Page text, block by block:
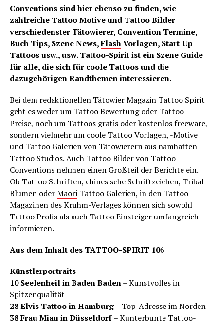
Conventions sind hier ebenso zu finden, wie
zahlreiche Tattoo Motive und Tattoo Bilder
verschiedenster Tätowierer, Convention Termine,
Buch Tips, Szene News,FlashVorlagen, Start-Up-
Tattoos usw., usw. Tattoo-Spirit ist ein Szene Guide
für alle, die sich für coole Tattoos und die
dazugehörigen Randthemen interessieren.
Bei dem redaktionellen Tätowier Magazin Tattoo Spirit
geht es weder um Tattoo Bewertung oder Tattoo
Preise, noch um Tattoos gratis oder kostenlos freeware,
sondern vielmehr um coole Tattoo Vorlagen, -Motive
und Tattoo Galerien von Tätowierern aus namhaften
Tattoo Studios. Auch Tattoo Bilder von Tattoo
Conventions nehmen einen Großteil der Berichte ein.
Ob Tattoo Schriften, chinesische Schriftzeichen, Tribal
Blumen oderMaori Tattoo Galerien, in den Tattoo
Magazinen des Kruhm-Verlages können sich sowohl
Tattoo Profis als auch Tattoo Einsteiger umfangreich
informieren.
Aus dem Inhalt des TATTOO-SPIRIT 106
Künstlerportraits
10 Seelenheil in Baden Baden– Kunstvolles in
Spitzenqualität
28 Elvis Tattoo in Hamburg– Top-Adresse im Norden
38 Frau Miau in Düsseldorf– Kunterbunte Tattoo-